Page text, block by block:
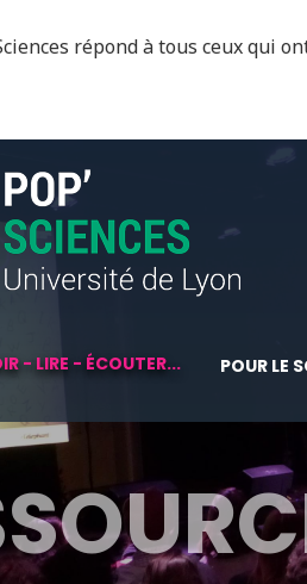
répond à tous ceux qui
- LIRE - ÉCOUTER... POUR LE